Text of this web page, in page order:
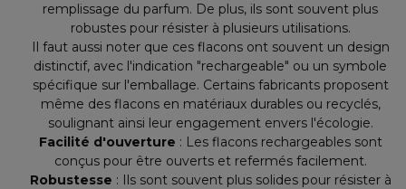
remplissage du parfum. De plus, ils sont souvent plus
robustes pour résister à plusieurs utilisations.
Il faut aussi noter que ces flacons ont souvent un design
distinctif, avec l'indication "rechargeable" ou un symbole
spécifique sur l'emballage. Certains fabricants proposent
même des flacons en matériaux durables ou recyclés,
soulignant ainsi leur engagement envers l'écologie.
Facilité d'ouverture : Les flacons rechargeables sont
conçus pour être ouverts et refermés facilement.
Robustesse : Ils sont souvent plus solides pour résister à